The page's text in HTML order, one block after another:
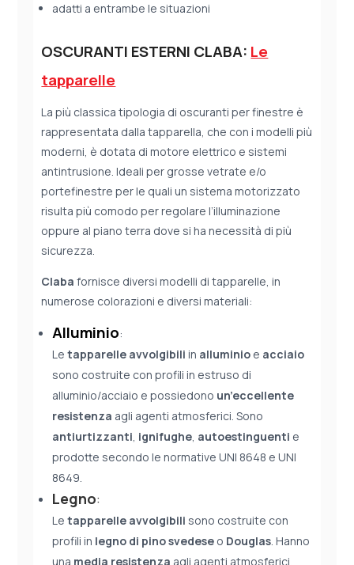
adatti a entrambe le situazioni
OSCURANTI ESTERNI CLABA: Le
tapparelle
La più classica tipologia di oscuranti per finestre è
rappresentata dalla tapparella, che con i modelli più
moderni, è dotata di motore elettrico e sistemi
antintrusione. Ideali per grosse vetrate e/o
portefinestre per le quali un sistema motorizzato
risulta più comodo per regolare l’illuminazione
oppure al piano terra dove si ha necessità di più
sicurezza.
Claba fornisce diversi modelli di tapparelle, in
numerose colorazioni e diversi materiali:
Alluminio:
Letapparelle avvolgibili in alluminio e acciaio
sono costruite con profili in estruso di
alluminio/acciaio e possiedono un’eccellente
resistenza agli agenti atmosferici. Sono
antiurtizzanti, ignifughe, autoestinguenti e
prodotte secondo le normative UNI 8648 e UNI
8649.
Legno:
Letapparelle avvolgibili sono costruite con
profili in legno di pino svedese o Douglas. Hanno
una media resistenza agli agenti atmosferici,